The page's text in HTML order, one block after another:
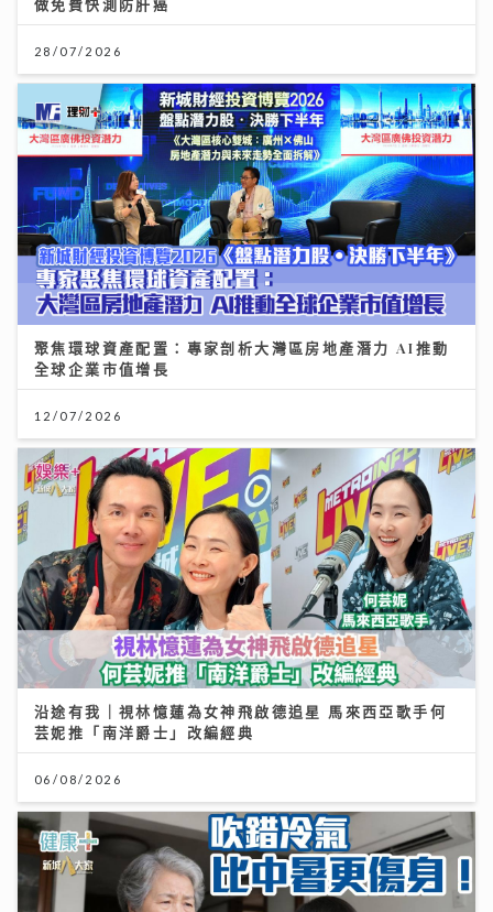
聚焦環球資產配置：專家剖析大灣區房地產潛力 AI推動
全球企業市值增長
12/07/2026
沿途有我｜視林憶蓮為女神飛啟德追星 馬來西亞歌手何
芸妮推「南洋爵士」改編經典
06/08/2026
大暑養生｜吹錯冷氣比中暑更傷身！一文睇清老中青降溫
法